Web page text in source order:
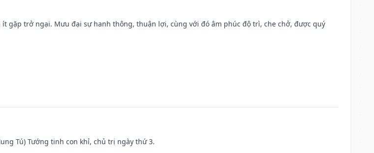
ít gặp trở ngại. Mưu đại sự hanh thông, thuận lợi, cùng với đó âm phúc độ trì, che chở, được quý
Tú) Tướng tinh con khỉ, chủ trị ngày thứ 3.